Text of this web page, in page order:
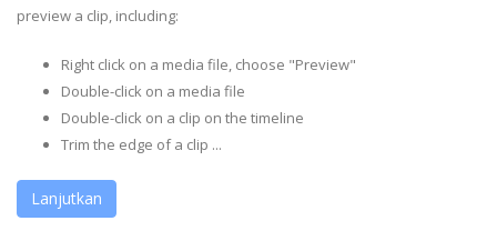
preview a clip, including:
Right click on a media file, choose "Preview"
Double-click on a media file
Double-click on a clip on the timeline
Trim the edge of a clip ...
Lanjutkan